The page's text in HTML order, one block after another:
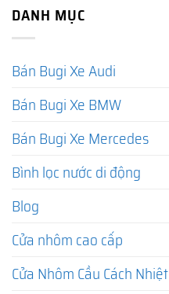
DANH MỤC
Bán Bugi Xe Audi
Bán Bugi Xe BMW
Bán Bugi Xe Mercedes
Bình lọc nước di động
Blog
Cửa nhôm cao cấp
Cửa Nhôm Cầu Cách Nhiệt